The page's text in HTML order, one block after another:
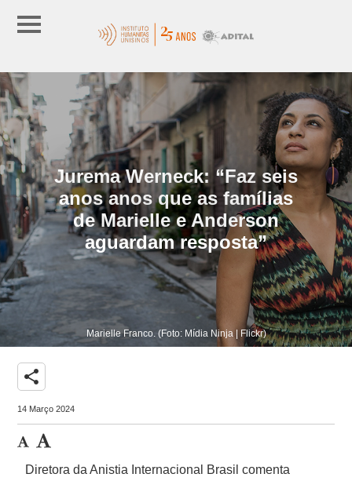
Jurema Werneck: “Faz seis
anos anos que as famílias
de Marielle e Anderson
aguardam resposta”
Marielle Franco. (Foto: Mídia Ninja | Flickr)
share
14 Março 2024
Diretora da Anistia Internacional Brasil comenta